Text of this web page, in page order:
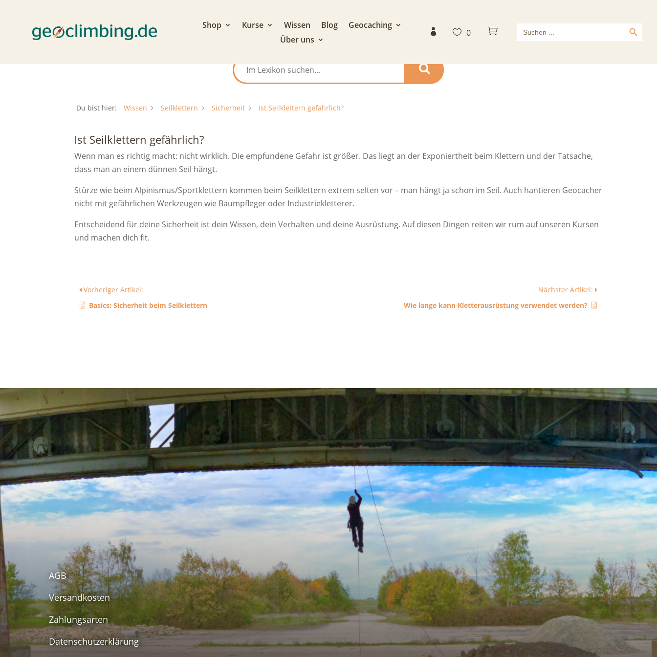
Shop Kurse Wissen Blog
Geocaching
Über uns
  0  Search
for:
Search Button
Du bist hier: Wissen Seilklettern Sicherheit Ist Seilklettern gefährlich?
Ist Seilklettern gefährlich?
Wenn man es richtig macht: nicht wirklich. Die empfundene Gefahr ist größer. Das liegt an der Exponiertheit beim Klettern und der Tatsache,
dass man an einem dünnen Seil hängt.
Stürze wie beim Alpinismus/Sportklettern kommen beim Seilklettern extrem selten vor – man hängt ja schon im Seil. Auch hantieren Geocacher
nicht mit gefährlichen Werkzeugen wie Baumpfleger oder Industriekletterer.
Entscheidend für deine Sicherheit ist dein Wissen, dein Verhalten und deine Ausrüstung. Auf diesen Dingen reiten wir rum auf unseren Kursen
und machen dich fit.
Vorheriger Artikel:
Basics: Sicherheit beim Seilklettern
Nächster Artikel:
Wie lange kann Kletterausrüstung verwendet werden?
AGB
Versandkosten
Zahlungsarten
Datenschutzerklärung